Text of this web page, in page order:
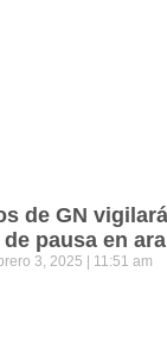
de GN
pausa en
3, 2025 11:51 am